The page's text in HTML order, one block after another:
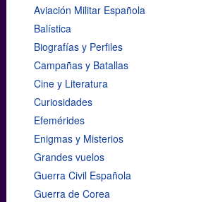
Aviación Militar Española
Balística
Biografías y Perfiles
Campañas y Batallas
Cine y Literatura
Curiosidades
Efemérides
Enigmas y Misterios
Grandes vuelos
Guerra Civil Española
Guerra de Corea